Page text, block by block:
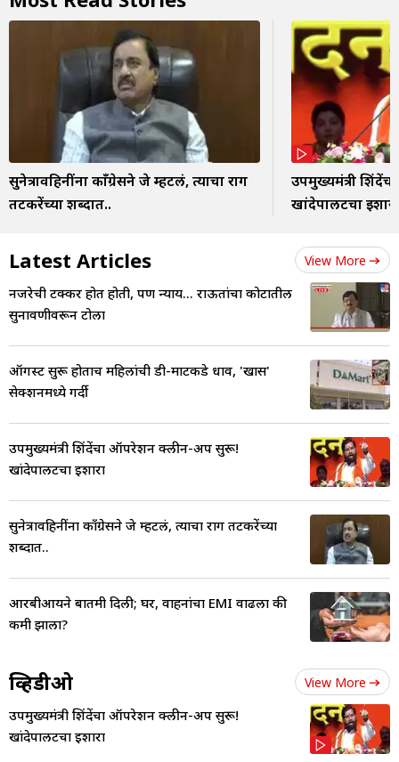
सुनेत्रावहिनींना काँग्रेसने जे म्हटलं, त्याचा राग
तटकरेंच्या शब्दात..
उपमुख्यमंत्री
खांदेपालटचा इशारा
Latest Articles View More
नजरेची टक्कर होत होती, पण न्याय... राऊतांचा कोर्टातील
सुनावणीवरून टोला
ऑगस्ट सुरू होताच महिलांची डी-मार्टकडे धाव, 'खास'
सेक्शनमध्ये गर्दी
उपमुख्यमंत्री शिंदेंचा ऑपरेशन क्लीन-अप सुरू!
खांदेपालटचा इशारा
सुनेत्रावहिनींना काँग्रेसने जे म्हटलं, त्याचा राग तटकरेंच्या
शब्दात..
आरबीआयने बातमी दिली; घर, वाहनांचा EMI वाढला की
कमी झाला?
व्हिडीओ View More
उपमुख्यमंत्री शिंदेंचा ऑपरेशन क्लीन-अप सुरू!
खांदेपालटचा इशारा